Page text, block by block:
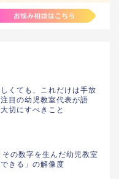
くても、これだけは手放
目の幼児教室代表が語
切にすべきこと
その数字を生んだ幼児教室
きる」の解像度